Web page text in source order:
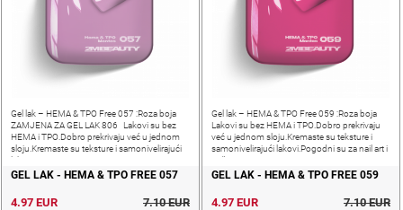
Gel lak – HEMA & TPO Free 057 :Roza boja
ZAMJENA ZA GEL LAK 806 Lakovi su bez
HEMA i TPO.Dobro prekrivaju već u jednom
sloju.Kremaste su teksture i samonivelirajući
lakovi.
GEL LAK - HEMA & TPO FREE 057
4.97 EUR 7.10 EUR
Gel lak – HEMA & TPO Free 059 :Roza boja
Lakovi su bez HEMA i TPO.Dobro prekrivaju
već u jednom sloju.Kremaste su teksture i
samonivelirajući lakovi.Pogodni su za nail art i
pečatiranje.
GEL LAK - HEMA & TPO FREE 059
4.97 EUR 7.10 EUR